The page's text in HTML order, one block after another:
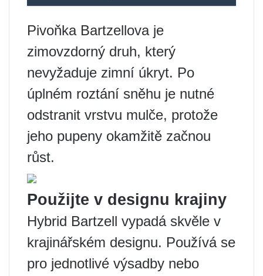
Pivoňka Bartzellova je
zimovzdorný druh, který
nevyžaduje zimní úkryt. Po
úplném roztání sněhu je nutné
odstranit vrstvu mulče, protože
jeho pupeny okamžitě začnou
růst.
Použijte v designu krajiny
Hybrid Bartzell vypadá skvěle v
krajinářském designu. Používá se
pro jednotlivé výsadby nebo